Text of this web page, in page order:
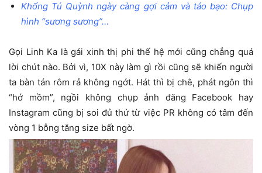
Khổng Tú Quỳnh ngày càng gợi cảm và táo bạo: Chụp
hình “sương sương”…
Gọi Linh Ka là gái xinh thị phi thế hệ mới cũng chẳng quá
lời chút nào. Bởi vì, 10X này làm gì rồi cũng sẽ khiến người
ta bàn tán rôm rả không ngớt. Hát thì bị chê, phát ngôn thì
“hớ mồm”, ngồi không chụp ảnh đăng Facebook hay
Instagram cũng bị soi đủ thứ từ việc PR không có tâm đến
vòng 1 bỗng tăng size bất ngờ.